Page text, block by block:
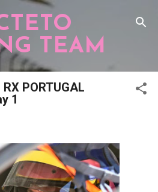
o conteúdo principal
TEAM
PORTUGAL
1